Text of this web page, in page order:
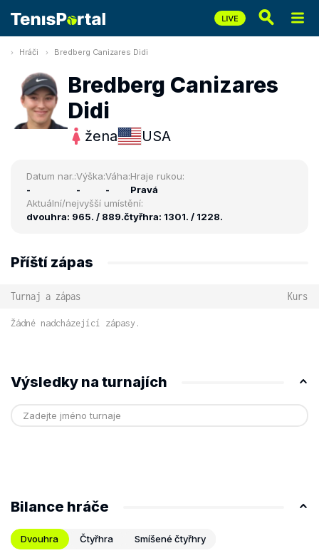
Hráči Bredberg Canizares Didi
Bredberg Canizares
Didi
žena USA
Datum nar.:
-
Výška:
-
Váha:
-
Hraje rukou:
Pravá
Aktuální/nejvyšší umístění:
dvouhra: 965. / 889.čtyřhra: 1301. / 1228.
Příští zápas
Turnaj a zápas Kurs
Žádné nadcházející zápasy.
Výsledky na turnajích
Bilance hráče
Dvouhra Čtyřhra Smíšené čtyřhry